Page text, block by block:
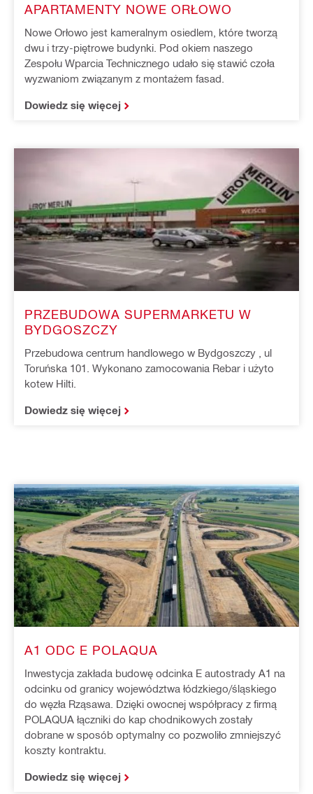
APARTAMENTY NOWE ORŁOWO
Nowe Orłowo jest kameralnym osiedlem, które tworzą
dwu i trzy-piętrowe budynki. Pod okiem naszego
Zespołu Wparcia Technicznego udało się stawić czoła
wyzwaniom związanym z montażem fasad.
Dowiedz się więcej
PRZEBUDOWA SUPERMARKETU W
BYDGOSZCZY
Przebudowa centrum handlowego w Bydgoszczy , ul
Toruńska 101. Wykonano zamocowania Rebar i użyto
kotew Hilti.
Dowiedz się więcej
A1 ODC E POLAQUA
Inwestycja zakłada budowę odcinka E autostrady A1 na
odcinku od granicy województwa łódzkiego/śląskiego
do węzła Rząsawa. Dzięki owocnej współpracy z firmą
POLAQUA łączniki do kap chodnikowych zostały
dobrane w sposób optymalny co pozwoliło zmniejszyć
koszty kontraktu.
Dowiedz się więcej